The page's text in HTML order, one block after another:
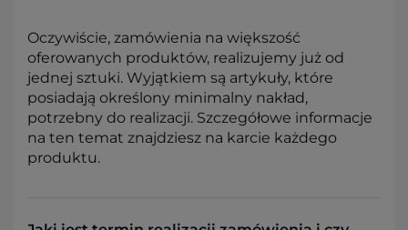
Oczywiście, zamówienia na większość
oferowanych produktów, realizujemy już od
jednej sztuki. Wyjątkiem są artykuły, które
posiadają określony minimalny nakład,
potrzebny do realizacji. Szczegółowe informacje
na ten temat znajdziesz na karcie każdego
produktu.